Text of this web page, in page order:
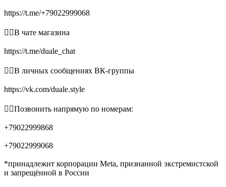
https://t.me/+79022999068
👉🏻В чате магазина
https://t.me/duale_chat
👉🏻В личных сообщениях ВК-группы
https://vk.com/duale.style
👉🏻Позвонить напрямую по номерам:
+79022999868
+79022999068
*принадлежит корпорации Meta, признанной экстремистской
и запрещённой в России